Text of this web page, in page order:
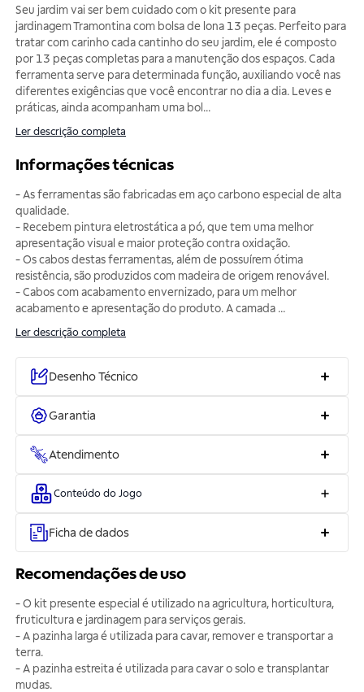
Seu jardim vai ser bem cuidado com o kit presente para
jardinagem Tramontina com bolsa de lona 13 peças. Perfeito para
tratar com carinho cada cantinho do seu jardim, ele é composto
por 13 peças completas para a manutenção dos espaços. Cada
ferramenta serve para determinada função, auxiliando você nas
diferentes exigências que você encontrar no dia a dia. Leves e
práticas, ainda acompanham uma bol ...
Ler descrição completa
Informações técnicas
- As ferramentas são fabricadas em aço carbono especial de alta
qualidade.
- Recebem pintura eletrostática a pó, que tem uma melhor
apresentação visual e maior proteção contra oxidação.
- Os cabos destas ferramentas, além de possuírem ótima
resistência, são produzidos com madeira de origem renovável.
- Cabos com acabamento envernizado, para um melhor
acabamento e apresentação do produto. A camada ...
Ler descrição completa
Desenho Técnico
Garantia
Atendimento
Conteúdo do Jogo
Ficha de dados
Recomendações de uso
- O kit presente especial é utilizado na agricultura, horticultura,
fruticultura e jardinagem para serviços gerais.
- A pazinha larga é utilizada para cavar, remover e transportar a
terra.
- A pazinha estreita é utilizada para cavar o solo e transplantar
mudas.